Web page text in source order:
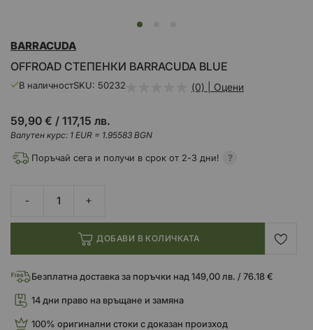
към
на
галерия
OFFROAD СТЕПЕНКИ BARRACUDA BLUE
BARRACUDA
В наличностSKU 50232 (0) | Оцени
59,90 € / 117,15 лв.
Валутен курс: 1 EUR = 1.95583 BGN
Поръчай сега и получи в срок от 2-3 дни!
ДОБАВИ В КОЛИЧКАТА
Безплатна доставка за поръчки над 149,00 лв. / 76.18 €
14 дни право на връщане и замяна
100% оригинални стоки с доказан произход